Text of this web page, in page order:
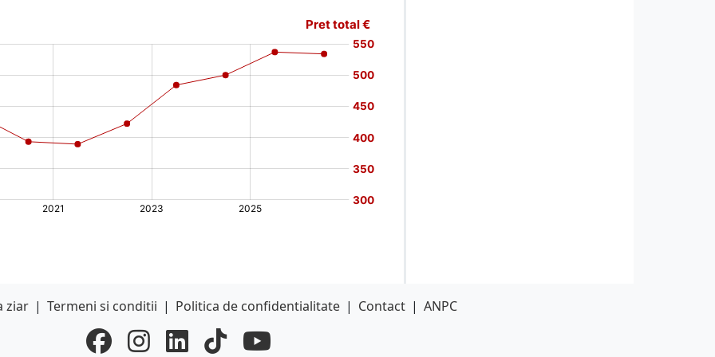
ziar | Termeni si conditii | Politica de confidentialitate | Contact | ANPC